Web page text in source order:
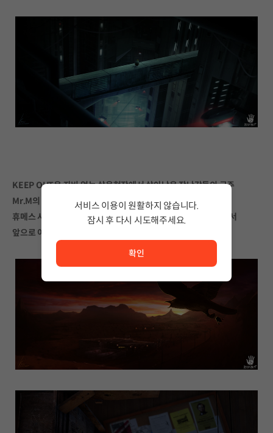
KEEP OUT은 자비 없는 살육현장에서 살아남은 장난감들의 군주
Mr.M의 이야기를 다룹니다.
휴메스 사이언스, 마을 주민, 테러리스트 그리고 장난감들 사이에서
앞으로 어떤 일이 일어나게 될까요?
서비스 이용이 원활하지 않습니다.
잠시 후 다시 시도해주세요.
확인